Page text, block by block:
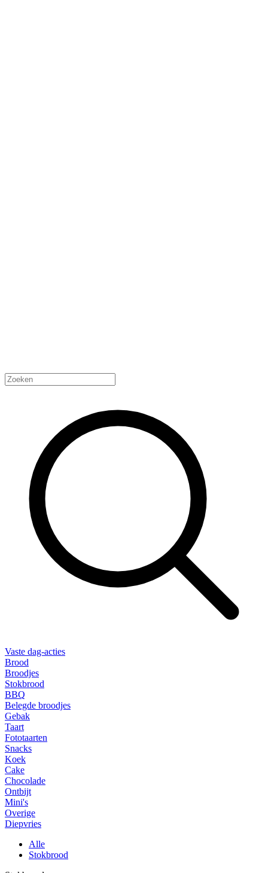
Vaste dag-acties
Brood
Broodjes
Stokbrood
BBQ
Belegde broodjes
Gebak
Taart
Fototaarten
Snacks
Koek
Cake
Chocolade
Ontbijt
Mini's
Overige
Diepvries
Alle
Stokbrood